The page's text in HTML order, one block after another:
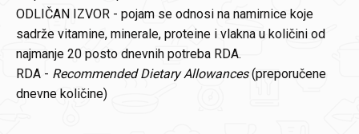
ODLIČAN IZVOR - pojam se odnosi na namirnice koje
sadrže vitamine, minerale, proteine i vlakna u količini od
najmanje 20 posto dnevnih potreba RDA.
RDA - Recommended Dietary Allowances(preporučene
dnevne količine)